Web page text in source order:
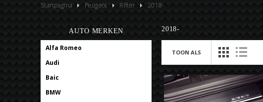
Startpagina Peugeot Rifter 2018-
AUTO MERKEN
Alfa Romeo
Audi
Baic
BMW
2018-
TOON ALS